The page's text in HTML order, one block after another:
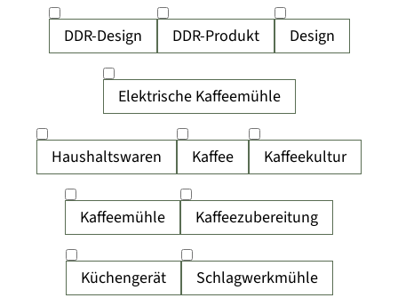
DDR-Design DDR-Produkt Design
Elektrische Kaffeemühle
Haushaltswaren Kaffee Kaffeekultur
Kaffeemühle Kaffeezubereitung
Küchengerät Schlagwerkmühle